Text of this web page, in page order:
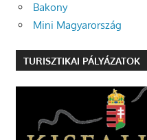
Bakony
Mini Magyarország
TURISZTIKAI PÁLYÁZATOK